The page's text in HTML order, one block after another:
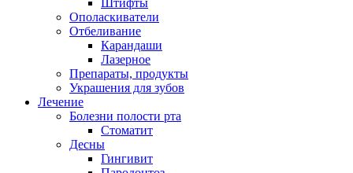
Штифты
Ополаскиватели
Отбеливание
Карандаши
Лазерное
Препараты, продукты
Украшения для зубов
Лечение
Болезни полости рта
Стоматит
Десны
Гингивит